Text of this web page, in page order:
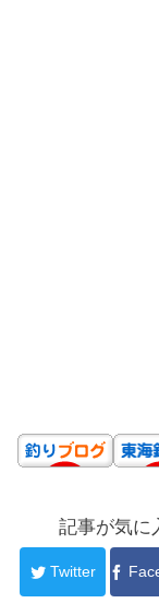
記事が気に
Twitter